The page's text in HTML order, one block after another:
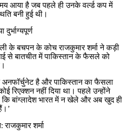
आया है जब पहले ही उनके वर्ल्ड कप में
बनी हुई थी।
के बचपन के कोच राजकुमार शर्मा ने कड़ी
से बातचीत में पाकिस्तान के फैसले को
अनफॉर्चुनेट है और पाकिस्तान का फैसला
रिएक्शन नहीं दिया था। पहले उन्होंने
कि बांग्लादेश भारत में न खेले और अब खुद ही
राजकुमार शर्मा